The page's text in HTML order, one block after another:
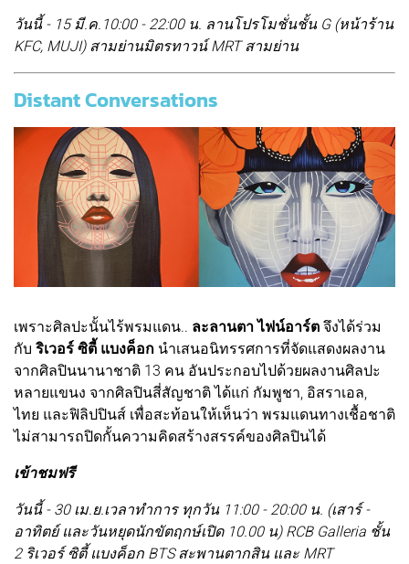
วันนี้ - 15 มี.ค.10:00 - 22:00 น. ลานโปรโมชั่นชั้น G (หน้าร้าน
KFC, MUJI) สามย่านมิตรทาวน์ MRT สามย่าน
Distant Conversations
เพราะศิลปะนั้นไร้พรมแดน.. ละลานตา ไฟน์อาร์ต จึงได้ร่วม
กับ ริเวอร์ ซิตี้ แบงค็อก นำเสนอนิทรรศการที่จัดแสดงผลงาน
จากศิลปินนานาชาติ 13 คน อันประกอบไปด้วยผลงานศิลปะ
หลายแขนง จากศิลปินสี่สัญชาติ ได้แก่ กัมพูชา, อิสราเอล,
ไทย และฟิลิปปินส์ เพื่อสะท้อนให้เห็นว่า พรมแดนทางเชื้อชาติ
ไม่สามารถปิดกั้นความคิดสร้างสรรค์ของศิลปินได้
เข้าชมฟรี
วันนี้ - 30 เม.ย.เวลาทำการ ทุกวัน 11:00 - 20:00 น. (เสาร์ -
อาทิตย์ และวันหยุดนักขัตฤกษ์เปิด 10.00 น) RCB Galleria ชั้น
2 ริเวอร์ ซิตี้ แบงค็อก BTS สะพานตากสิน และ MRT